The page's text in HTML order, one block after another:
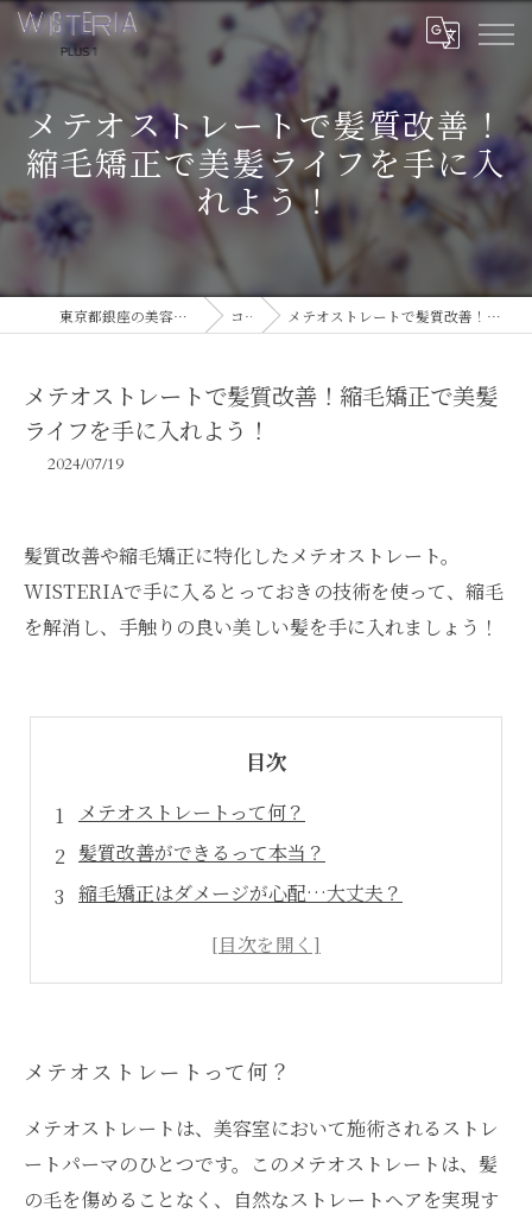
メテオストレートで髪質改善！
縮毛矯正で美髪ライフを手に入
れよう！
東京都銀座の美容室ならWISTERIA PLUS 1 コラム メテオストレートで髪質改善！縮毛矯正で美髪ライフを手に入れよう！
メテオストレートで髪質改善！縮毛矯正で美髪
ライフを手に入れよう！
2024/07/19
髪質改善や縮毛矯正に特化したメテオストレート。
WISTERIAで手に入るとっておきの技術を使って、縮毛
を解消し、手触りの良い美しい髪を手に入れましょう！
目次
メテオストレートって何？
髪質改善ができるって本当？
縮毛矯正はダメージが心配…大丈夫？
美髪ライフの秘訣はコレ！
メテオストレートって何？
メテオストレートは、美容室において施術されるストレ
ートパーマのひとつです。このメテオストレートは、髪
の毛を傷めることなく、自然なストレートヘアを実現す